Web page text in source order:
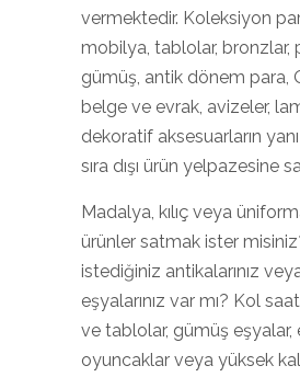
vermektedir. Koleksiyon
mobilya, tablolar, bronzlar,
gümüş, antik dönem para,
belge ve evrak, avizeler,
dekoratif aksesuarların
sıra dışı ürün yelpazesine
Madalya, kılıç veya
ürünler satmak ister
istediğiniz antikalarınız
eşyalarınız var mı? Kol
ve tablolar, gümüş eşyalar,
oyuncaklar veya yüksek